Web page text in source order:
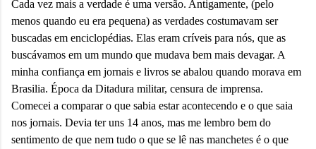
Cada vez mais a verdade é uma versão. Antigamente, (pelo
menos quando eu era pequena) as verdades costumavam ser
buscadas em enciclopédias. Elas eram críveis para nós, que as
buscávamos em um mundo que mudava bem mais devagar. A
minha confiança em jornais e livros se abalou quando morava em
Brasilia. Época da Ditadura militar, censura de imprensa.
Comecei a comparar o que sabia estar acontecendo e o que saia
nos jornais. Devia ter uns 14 anos, mas me lembro bem do
sentimento de que nem tudo o que se lê nas manchetes é o que